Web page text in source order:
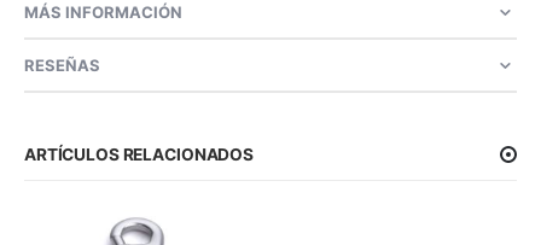
MÁS INFORMACIÓN
RESEÑAS
ARTÍCULOS RELACIONADOS